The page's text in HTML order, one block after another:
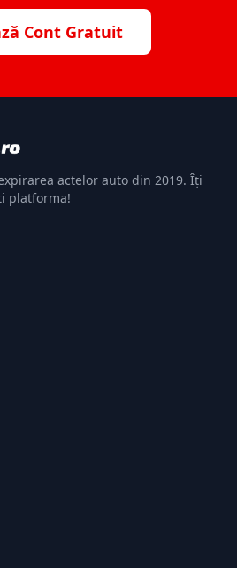
Cont Gratuit
actelor auto din 2019. Îți
platforma!